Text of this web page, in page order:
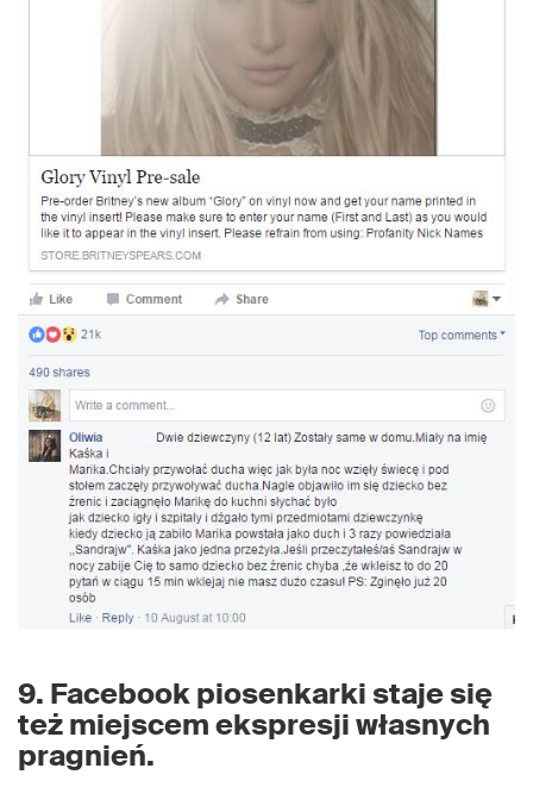
9. Facebook piosenkarki staje się
też miejscem ekspresji własnych
pragnień.